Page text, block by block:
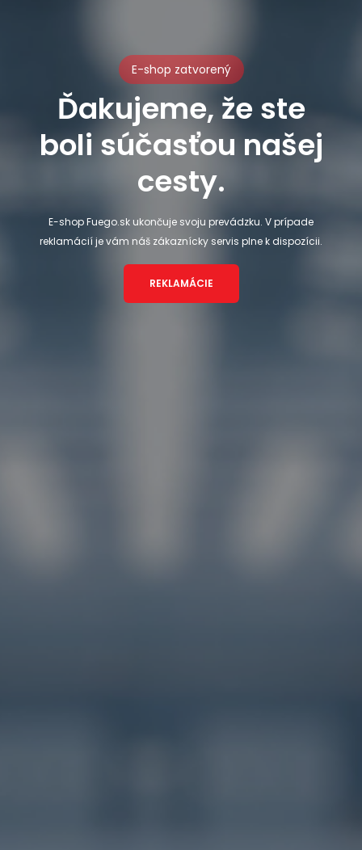
E-shop zatvorený
Ďakujeme, že ste
boli súčasťou našej
cesty.
E-shop Fuego.sk ukončuje svoju prevádzku. V prípade
reklamácií je vám náš zákaznícky servis plne k dispozícii.
REKLAMÁCIE